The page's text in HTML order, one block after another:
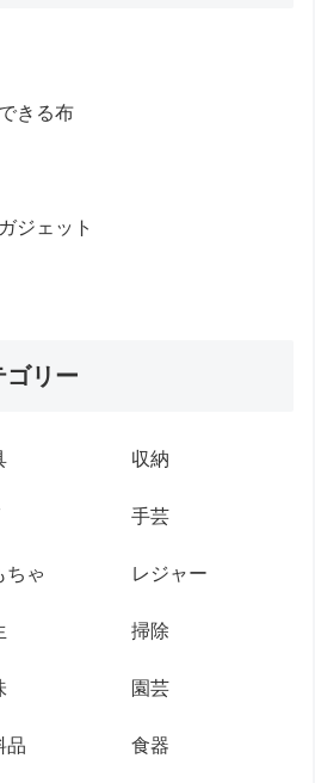
きる布
ジェット
ゴリー
収納
手芸
ちゃ レジャー
掃除
園芸
品 食器